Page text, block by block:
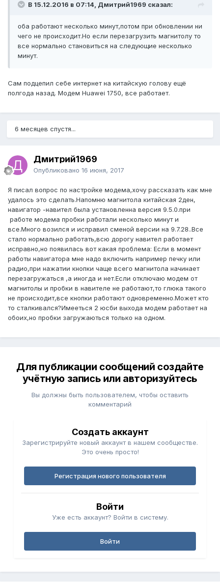
В 15.12.2016 в 07:14, Дмитрий1969 сказал:
оба работают несколько минут,потом при обновлении ни
чего не происходит.Но если перезагрузить магнитолу то
все нормально становиться на следующие несколько
минут.
Сам подцепил себе интернет на китайскую голову ещё
полгода назад. Модем Huawei 1750, все работает.
6 месяцев спустя...
Дмитрий1969
Опубликовано 16 июня, 2017
Я писал вопрос по настройке модема,хочу рассказать как мне
удалось это сделать.Напомню магнитола китайская 2ден,
навигатор -навител была установленна версия 9.5.0.при
работе модема пробки работали несколько минут и
все.Много возился и исправил сменой версии на 9.7.28..Все
стало нормально работать,всю дорогу навител работает
исправно,но появилась вот какая проблема: Если в момент
работы навигатора мне надо включить например печку или
радио,при нажатии кнопки чаще всего магнитола начинает
перезагружаться ,а иногда и нет.Если отключаю модем от
магнитолы и пробки в навителе не работают,то глюка такого
не происходит,все кнопки работают одновременно.Может кто
то сталкивался?Имееться 2 юсби выхода модем работает на
обоих,но пробки загружаються только на одном.
Для публикации сообщений создайте
учётную запись или авторизуйтесь
Вы должны быть пользователем, чтобы оставить
комментарий
Создать аккаунт
Зарегистрируйте новый аккаунт в нашем сообществе.
Это очень просто!
Регистрация нового пользователя
Войти
Уже есть аккаунт? Войти в систему.
Войти